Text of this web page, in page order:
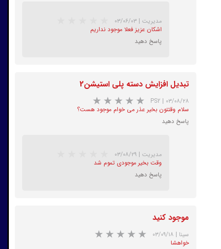
★★★★★
★★★★★
مدیریت | ۰۳/۰۶/۰۳
اشکان عزیز فعلا موجود نداریم
پاسخ دهید
تبدیل افزایش دسته پلی استیشن2
PS2 | ۰۳/۰۸/۲۸
سلام وقتتون بخیر عذر می خوام موجود هست؟
پاسخ دهید
مدیریت | ۰۳/۰۸/۲۹
وقت بخیر موجودی تموم شد
پاسخ دهید
موجود کنید
سینا | ۰۳/۰۹/۱۸
خواهشا